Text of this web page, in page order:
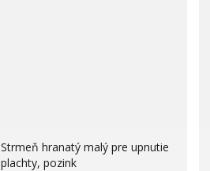
Strmeň hranatý malý pre upnutie
plachty, pozink